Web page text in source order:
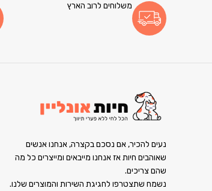
משלוחים לרוב הארץ
נעים להכיר, אם נסכם בקצרה, אנחנו אנשים
שאוהבים חיות אז אנחנו מייבאים ומייצרים כל מה
שהם צריכים.
נשמח שתצטרפו לחגיגת השירות והמוצרים שלנו.